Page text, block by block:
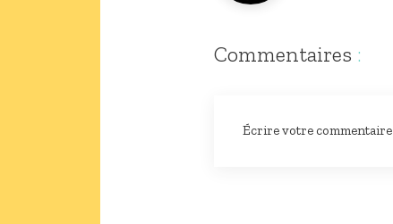
Commentaires :
Écrire votre commentaire